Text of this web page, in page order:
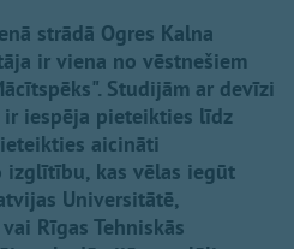
strādā Ogres Kalna
ir viena no vēstnešiem
Studijām ar devīzi
ir iespēja pieteikties līdz
aicināti
izglītību, kas vēlas iegūt
Universitātē,
Rīgas Tehniskās